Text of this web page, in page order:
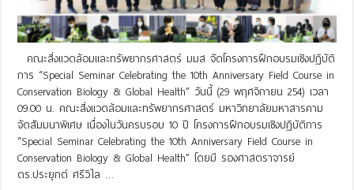
คณะสิ่งแวดล้อมและทรัพยากรศาสตร์ มมส จัดโครงการฝึกอบรมเชิงปฏิบัติ
การ “Special Seminar Celebrating the 10th Anniversary Field Course in
Conservation Biology & Global Health” วันนี้ (29 พฤศจิกายน 254) เวลา
09.00 น. คณะสิ่งแวดล้อมและทรัพยากรศาสตร์ มหาวิทยาลัยมหาสารคาม
จัดสัมมนาพิเศษ เนื่องในวันครบรอบ 10 ปี โครงการฝึกอบรมเชิงปฏิบัติการ
“Special Seminar Celebrating the 10th Anniversary Field Course in
Conservation Biology & Global Health” โดยมี รองศาสตราจารย์
ดร.ประยุกต์ ศรีวิไล …